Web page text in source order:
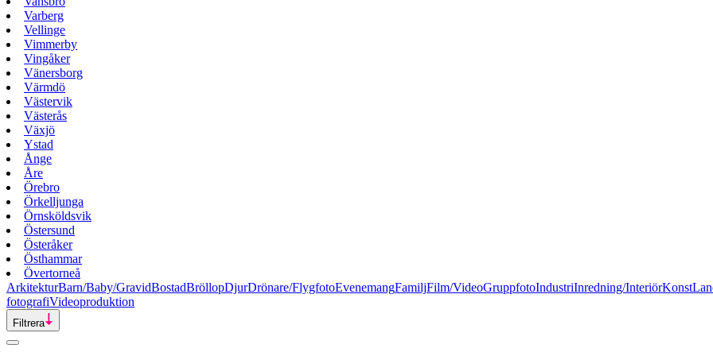
Varberg
Vellinge
Vimmerby
Vingåker
Vänersborg
Värmdö
Västervik
Västerås
Växjö
Ystad
Ånge
Åre
Örebro
Örkelljunga
Örnsköldsvik
Östersund
Österåker
Östhammar
Övertorneå
ArkitekturBarn/Baby/GravidBostadBröllopDjurDrönare/FlygfotoEvenemangFamiljFilm/VideoGruppfotoIndustriInredning/InteriörKonst
fotografiVideoproduktion
Filtrera